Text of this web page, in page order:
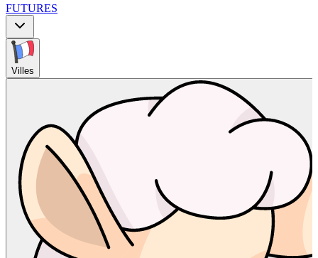
FUTURES
Villes